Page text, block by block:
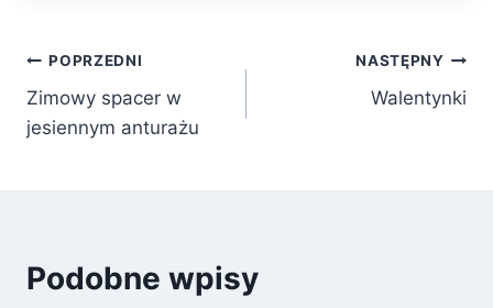
Nawigacja
wpisu
POPRZEDNI
Zimowy spacer w
jesiennym anturażu
NASTĘPNY
Walentynki
Podobne wpisy